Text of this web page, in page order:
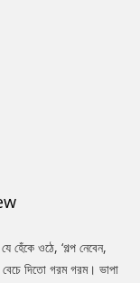
হেঁকে ওঠে, ‘গল্প নেবেন,
বেচে দিতো গরম গরম। ভাপা